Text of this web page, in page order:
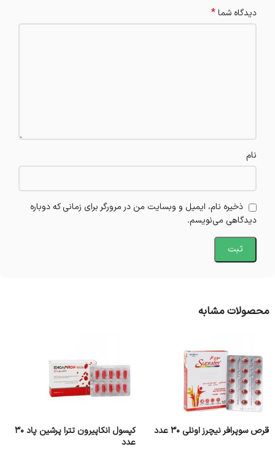
دیدگاه شما*
نام
ذخیره نام، ایمیل و وبسایت من در مرورگر برای زمانی که دوباره
دیدگاهی می‌نویسم.
محصولات مشابه
قرص سوپرافر نیچرز اونلی 30 عدد
کپسول انکاپیرون تترا پرشین پاد 30
عدد